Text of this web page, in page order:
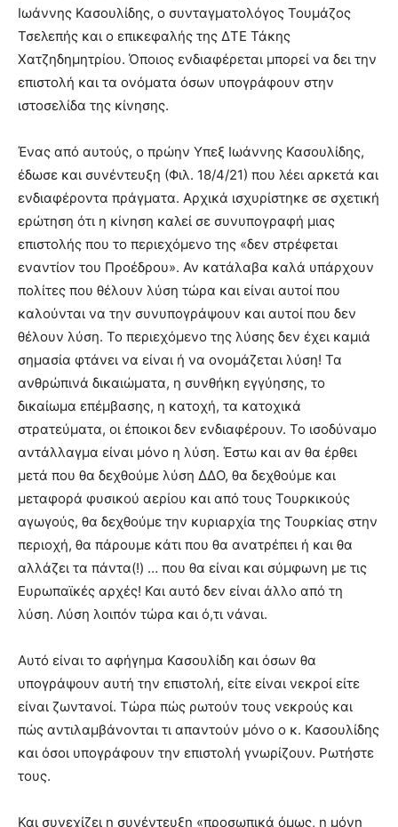
Ιωάννης Κασουλίδης, ο συνταγματολόγος Τουμάζος
Τσελεπής και ο επικεφαλής της ΔΤΕ Τάκης
Χατζηδημητρίου. Όποιος ενδιαφέρεται μπορεί να δει την
επιστολή και τα ονόματα όσων υπογράφουν στην
ιστοσελίδα της κίνησης.
Ένας από αυτούς, ο πρώην Υπεξ Ιωάννης Κασουλίδης,
έδωσε και συνέντευξη (Φιλ. 18/4/21) που λέει αρκετά και
ενδιαφέροντα πράγματα. Αρχικά ισχυρίστηκε σε σχετική
ερώτηση ότι η κίνηση καλεί σε συνυπογραφή μιας
επιστολής που το περιεχόμενο της «δεν στρέφεται
εναντίον του Προέδρου». Αν κατάλαβα καλά υπάρχουν
πολίτες που θέλουν λύση τώρα και είναι αυτοί που
καλούνται να την συνυπογράψουν και αυτοί που δεν
θέλουν λύση. Το περιεχόμενο της λύσης δεν έχει καμιά
σημασία φτάνει να είναι ή να ονομάζεται λύση! Τα
ανθρώπινά δικαιώματα, η συνθήκη εγγύησης, το
δικαίωμα επέμβασης, η κατοχή, τα κατοχικά
στρατεύματα, οι έποικοι δεν ενδιαφέρουν. Το ισοδύναμο
αντάλλαγμα είναι μόνο η λύση. Έστω και αν θα έρθει
μετά που θα δεχθούμε λύση ΔΔΟ, θα δεχθούμε και
μεταφορά φυσικού αερίου και από τους Τουρκικούς
αγωγούς, θα δεχθούμε την κυριαρχία της Τουρκίας στην
περιοχή, θα πάρουμε κάτι που θα ανατρέπει ή και θα
αλλάζει τα πάντα(!) … που θα είναι και σύμφωνη με τις
Ευρωπαϊκές αρχές! Και αυτό δεν είναι άλλο από τη
λύση. Λύση λοιπόν τώρα και ό,τι νάναι.
Αυτό είναι το αφήγημα Κασουλίδη και όσων θα
υπογράψουν αυτή την επιστολή, είτε είναι νεκροί είτε
είναι ζωντανοί. Τώρα πώς ρωτούν τους νεκρούς και
πώς αντιλαμβάνονται τι απαντούν μόνο ο κ. Κασουλίδης
και όσοι υπογράφουν την επιστολή γνωρίζουν. Ρωτήστε
τους.
Και συνεχίζει η συνέντευξη «προσωπικά όμως, η μόνη